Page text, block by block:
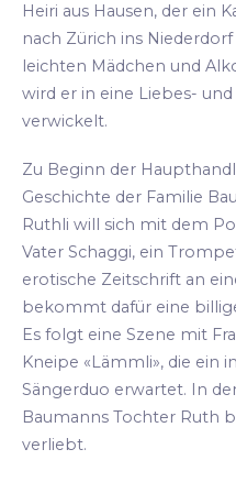
Heiri aus Hausen, der ein
nach Zürich ins
leichten Mädchen und
wird er in eine Liebes-
verwickelt.
Zu Beginn der
Geschichte der Familie
Ruthli will sich mit dem
Vater Schaggi, ein
erotische Zeitschrift an
bekommt dafür eine
Es folgt eine Szene mit
Kneipe «Lämmli», die ein
Sängerduo erwartet. In
Baumanns Tochter Ruth
verliebt.